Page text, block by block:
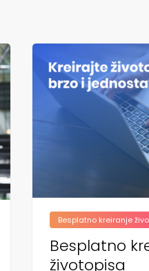
Besplatno kreiranje
Besplatno
životopisa